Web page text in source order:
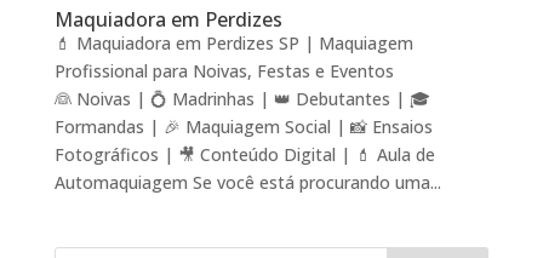
Maquiadora em Perdizes
💄 Maquiadora em Perdizes SP | Maquiagem
Profissional para Noivas, Festas e Eventos
👰 Noivas | 💍 Madrinhas | 👑 Debutantes | 🎓
Formandas | 🎉 Maquiagem Social | 📸 Ensaios
Fotográficos | 🎥 Conteúdo Digital | 💄 Aula de
Automaquiagem Se você está procurando uma...